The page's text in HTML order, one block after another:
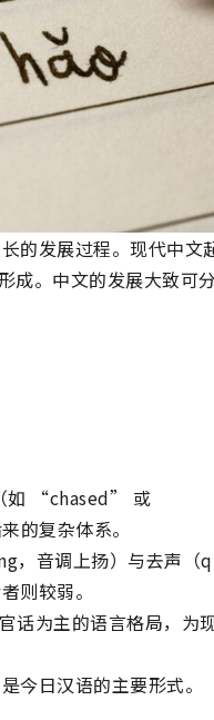
的发展过程。现代中文
成。中文的发展大致可
如 “chased” 或
的复杂体系。
，音调上扬）与去声（
则较弱。
为主的语言格局，为
今日汉语的主要形式。